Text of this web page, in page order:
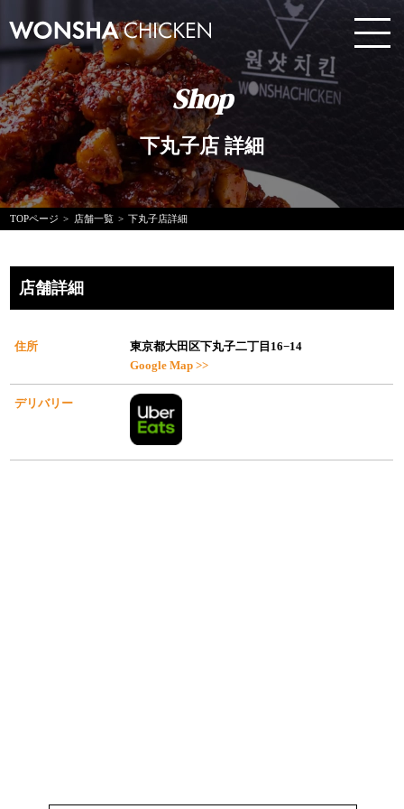
Shop
下丸子店 詳細
TOPページ 店舗一覧 下丸子店詳細
店舗詳細
住所
東京都大田区下丸子二丁目16−14
Google Map >>
デリバリー